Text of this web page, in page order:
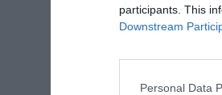
participants. This
Downstream
Personal Data